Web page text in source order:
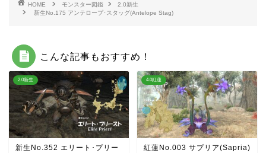
HOME モンスター図鑑
2.0新生
新生No.175 アンテロープ･スタッグ(Antelope Stag)
こんな記事もおすすめ！
2.0新生
新生No.352 エリート･プリー
4.0紅蓮
紅蓮No.003 サプリア(Sapria)